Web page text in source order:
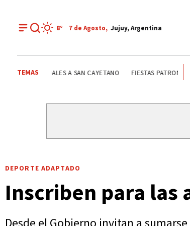
8° 7 de Agosto, Jujuy, Argentina
TEMAS SANTA CLARA EL FUERTE FIESTAS
DEPORTE ADAPTADO
Inscriben para las
Desde el Gobierno invitan a